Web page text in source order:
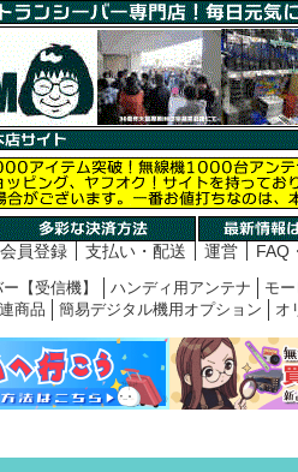
会員登録 支払い・配送 運営 FAQ
【受信機】 ハンディ用アンテナ モ
商品 簡易デジタル機用オプション オ